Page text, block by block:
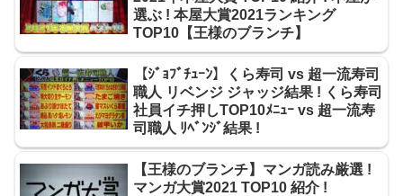
選ぶ ! 本屋大賞2021ランキング
TOP10【王様のブランチ】
【ｼﾞｮﾌﾞﾁｭｰﾝ】くら寿司 vs 超一流寿司
職人 リベンジ ジャッジ結果 ! くら寿司
社員イチ押しTOP10ﾒﾆｭｰ vs 超一流寿
司職人 ﾘﾍﾞﾝｼﾞ結果 !
【王様のブランチ】マンガ読み厳選 !
マンガ大賞2021 TOP10 紹介 !